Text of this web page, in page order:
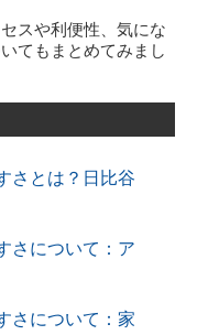
スや利便性、気にな
てもまとめてみまし
さとは？日比谷
さについて：ア
さについて：家